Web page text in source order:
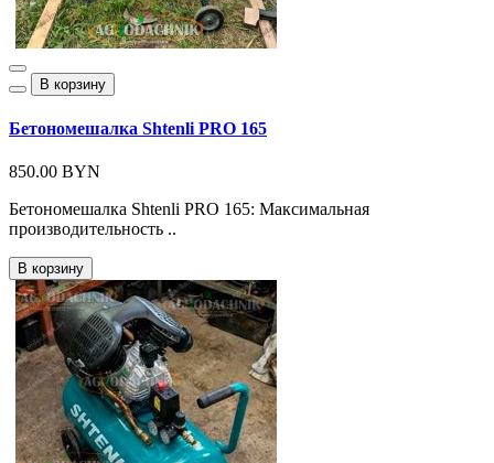
В корзину
Бетономешалка Shtenli PRO 165
850.00 BYN
Бетономешалка Shtenli PRO 165: Максимальная
производительность ..
В корзину